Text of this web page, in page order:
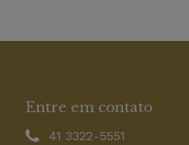
Entre em contato
41 3322-5551